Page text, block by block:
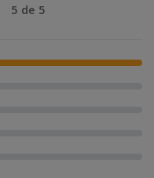
5 de 5